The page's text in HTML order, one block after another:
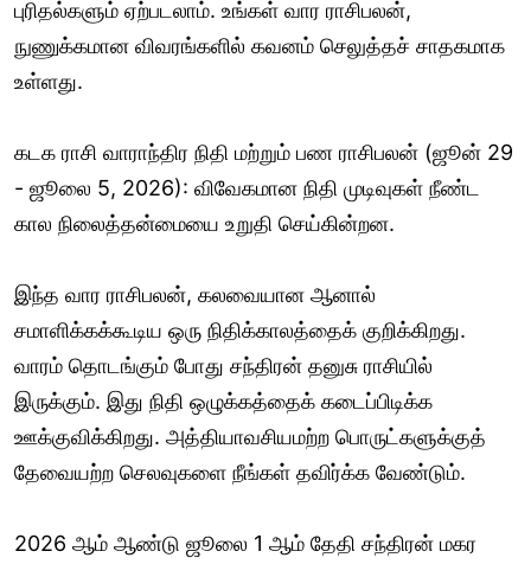
புரிதல்களும் ஏற்படலாம். உங்கள் வார ராசிபலன்,
நுணுக்கமான விவரங்களில் கவனம் செலுத்தச் சாதகமாக
உள்ளது.
கடக ராசி வாராந்திர நிதி மற்றும் பண ராசிபலன் (ஜூன் 29
- ஜூலை 5, 2026): விவேகமான நிதி முடிவுகள் நீண்ட
கால நிலைத்தன்மையை உறுதி செய்கின்றன.
இந்த வார ராசிபலன், கலவையான ஆனால்
சமாளிக்கக்கூடிய ஒரு நிதிக்காலத்தைக் குறிக்கிறது.
வாரம் தொடங்கும் போது சந்திரன் தனுசு ராசியில்
இருக்கும். இது நிதி ஒழுக்கத்தைக் கடைப்பிடிக்க
ஊக்குவிக்கிறது. அத்தியாவசியமற்ற பொருட்களுக்குத்
தேவையற்ற செலவுகளை நீங்கள் தவிர்க்க வேண்டும்.
2026 ஆம் ஆண்டு ஜூலை 1 ஆம் தேதி சந்திரன் மகர